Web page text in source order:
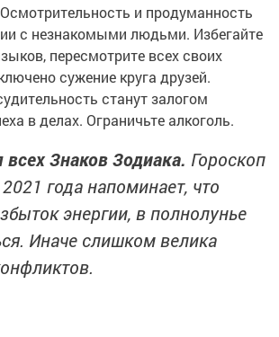
и продуманность
с незнакомыми людьми. Избегайте
пересмотрите всех своих
сужение круга друзей.
станут залогом
в делах. Ограничьте алкоголь.
Знаков Зодиака. Гороскоп
года напоминает, что
энергии, в полнолунье
Иначе слишком велика